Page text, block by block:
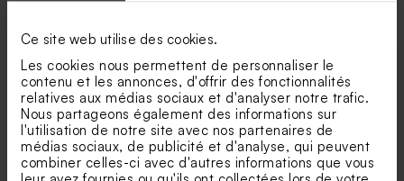
Ce site web utilise des cookies.
Les cookies nous permettent de personnaliser le
contenu et les annonces, d'offrir des fonctionnalités
relatives aux médias sociaux et d'analyser notre trafic.
Nous partageons également des informations sur
l'utilisation de notre site avec nos partenaires de
médias sociaux, de publicité et d'analyse, qui peuvent
combiner celles-ci avec d'autres informations que vous